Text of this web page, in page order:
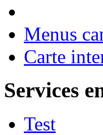
Menus
Carte
Services
Test